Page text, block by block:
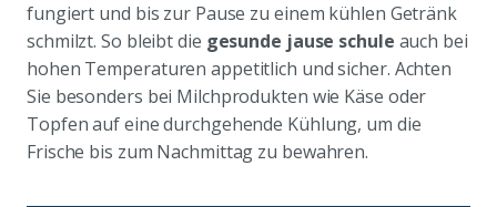
fungiert und bis zur Pause zu einem kühlen Getränk
schmilzt. So bleibt die gesunde jause schule auch bei
hohen Temperaturen appetitlich und sicher. Achten
Sie besonders bei Milchprodukten wie Käse oder
Topfen auf eine durchgehende Kühlung, um die
Frische bis zum Nachmittag zu bewahren.